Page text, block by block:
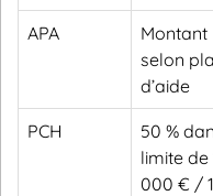
APA
Montant
selon
d’aide
PCH
50 %
limite de
000 € /